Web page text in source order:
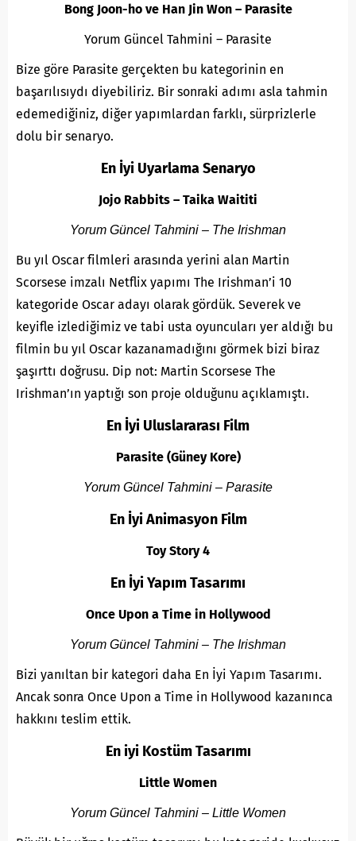
Bong Joon-ho ve Han Jin Won – Parasite
Yorum Güncel Tahmini – Parasite
Bize göre Parasite gerçekten bu kategorinin en
başarılısıydı diyebiliriz. Bir sonraki adımı asla tahmin
edemediğiniz, diğer yapımlardan farklı, sürprizlerle
dolu bir senaryo.
En İyi Uyarlama Senaryo
Jojo Rabbits – Taika Waititi
Yorum Güncel Tahmini – The Irishman
Bu yıl Oscar filmleri arasında yerini alan Martin
Scorsese imzalı Netflix yapımı The Irishman’i 10
kategoride Oscar adayı olarak gördük. Severek ve
keyifle izlediğimiz ve tabi usta oyuncuları yer aldığı bu
filmin bu yıl Oscar kazanamadığını görmek bizi biraz
şaşırttı doğrusu. Dip not: Martin Scorsese The
Irishman’ın yaptığı son proje olduğunu açıklamıştı.
En İyi Uluslararası Film
Parasite (Güney Kore)
Yorum Güncel Tahmini – Parasite
En İyi Animasyon Film
Toy Story 4
En İyi Yapım Tasarımı
Once Upon a Time in Hollywood
Yorum Güncel Tahmini – The Irishman
Bizi yanıltan bir kategori daha En İyi Yapım Tasarımı.
Ancak sonra Once Upon a Time in Hollywood kazanınca
hakkını teslim ettik.
En iyi Kostüm Tasarımı
Little Women
Yorum Güncel Tahmini – Little Women